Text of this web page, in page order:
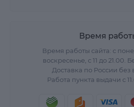
Время
Время работы сайта: с
воскресенье, с 11 до 21.00.
Доставка по России без
Работа пункта выдачи с